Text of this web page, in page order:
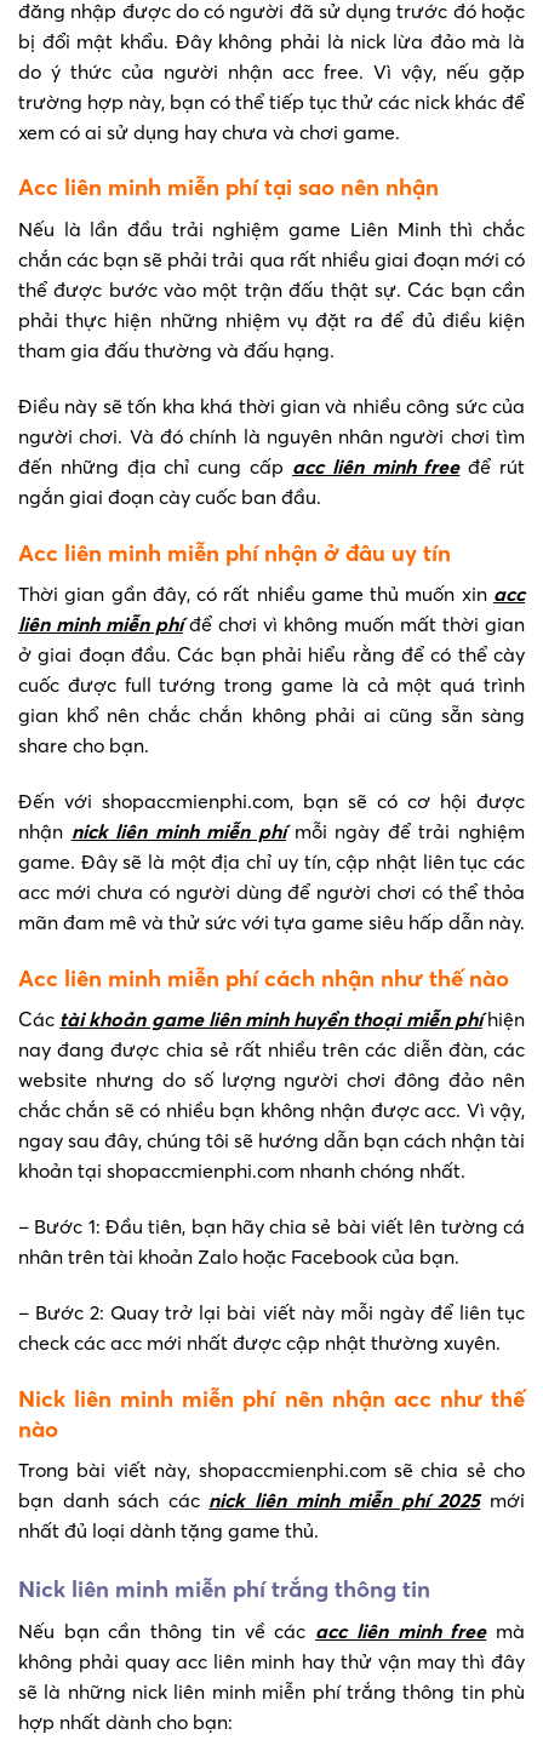
đăng nhập được do có người đã sử dụng trước đó hoặc
bị đổi mật khẩu. Đây không phải là nick lừa đảo mà là
do ý thức của người nhận acc free. Vì vậy, nếu gặp
trường hợp này, bạn có thể tiếp tục thử các nick khác để
xem có ai sử dụng hay chưa và chơi game.
Acc liên minh miễn phí tại sao nên nhận
Nếu là lần đầu trải nghiệm game Liên Minh thì chắc
chắn các bạn sẽ phải trải qua rất nhiều giai đoạn mới có
thể được bước vào một trận đấu thật sự. Các bạn cần
phải thực hiện những nhiệm vụ đặt ra để đủ điều kiện
tham gia đấu thường và đấu hạng.
Điều này sẽ tốn kha khá thời gian và nhiều công sức của
người chơi. Và đó chính là nguyên nhân người chơi tìm
đến những địa chỉ cung cấp acc liên minh freeđể rút
ngắn giai đoạn cày cuốc ban đầu.
Acc liên minh miễn phí nhận ở đâu uy tín
Thời gian gần đây, có rất nhiều game thủ muốn xin acc
liên minh miễn phíđể chơi vì không muốn mất thời gian
ở giai đoạn đầu. Các bạn phải hiểu rằng để có thể cày
cuốc được full tướng trong game là cả một quá trình
gian khổ nên chắc chắn không phải ai cũng sẵn sàng
share cho bạn.
Đến với shopaccmienphi.com, bạn sẽ có cơ hội được
nhận nick liên minh miễn phímỗi ngày để trải nghiệm
game. Đây sẽ là một địa chỉ uy tín, cập nhật liên tục các
acc mới chưa có người dùng để người chơi có thể thỏa
mãn đam mê và thử sức với tựa game siêu hấp dẫn này.
Acc liên minh miễn phí cách nhận như thế nào
Các tài khoản game liên minh huyền thoại miễn phíhiện
nay đang được chia sẻ rất nhiều trên các diễn đàn, các
website nhưng do số lượng người chơi đông đảo nên
chắc chắn sẽ có nhiều bạn không nhận được acc. Vì vậy,
ngay sau đây, chúng tôi sẽ hướng dẫn bạn cách nhận tài
khoản tại shopaccmienphi.com nhanh chóng nhất.
– Bước 1: Đầu tiên, bạn hãy chia sẻ bài viết lên tường cá
nhân trên tài khoản Zalo hoặc Facebook của bạn.
– Bước 2: Quay trở lại bài viết này mỗi ngày để liên tục
check các acc mới nhất được cập nhật thường xuyên.
Nick liên minh miễn phí nên nhận acc như thế
nào
Trong bài viết này, shopaccmienphi.com sẽ chia sẻ cho
bạn danh sách các nick liên minh miễn phí 2025mới
nhất đủ loại dành tặng game thủ.
Nick liên minh miễn phí trắng thông tin
Nếu bạn cần thông tin về các acc liên minh freemà
không phải quay acc liên minh hay thử vận may thì đây
sẽ là những nick liên minh miễn phí trắng thông tin phù
hợp nhất dành cho bạn: